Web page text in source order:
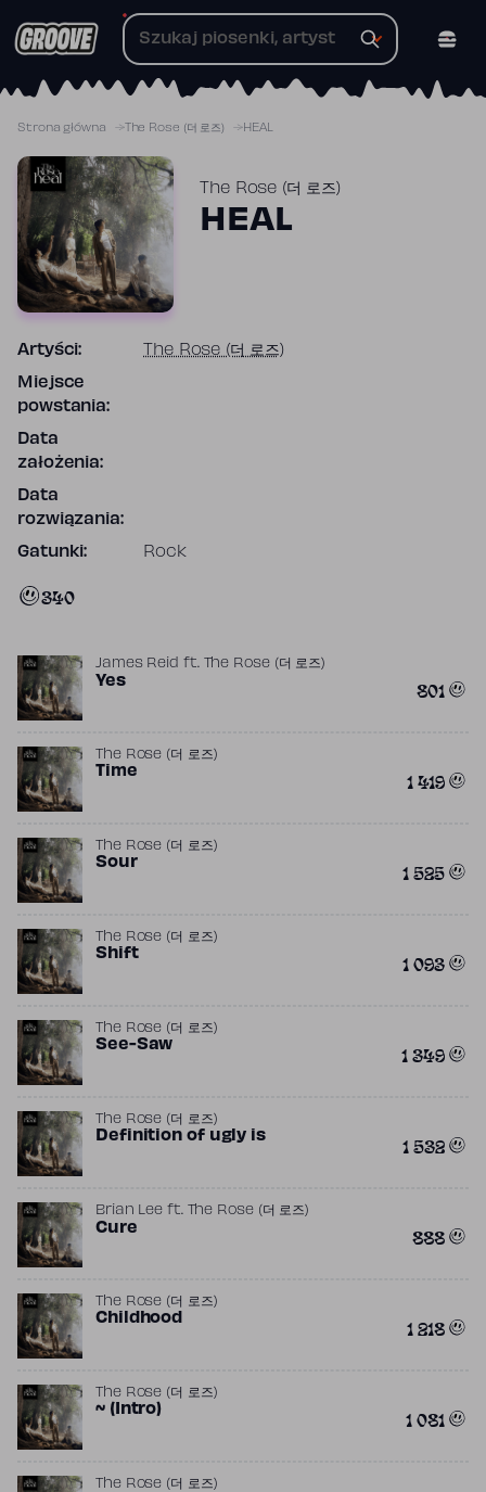
do
Strona główna The Rose (더 로즈) HEAL
The Rose (더 로즈)
HEAL
Artyści: The Rose (더 로즈)
Miejsce
powstania:
Data
założenia:
Data
rozwiązania:
Gatunki: Rock
340
James Reid ft. The Rose (더 로즈)
Yes 801
The Rose (더 로즈)
Time 1 419
The Rose (더 로즈)
Sour 1 525
The Rose (더 로즈)
Shift 1 093
The Rose (더 로즈)
See-Saw 1 349
The Rose (더 로즈)
Definition of ugly is 1 532
Brian Lee ft. The Rose (더 로즈)
Cure 888
The Rose (더 로즈)
Childhood 1 218
The Rose (더 로즈)
~ (Intro) 1 081
The Rose (더 로즈)